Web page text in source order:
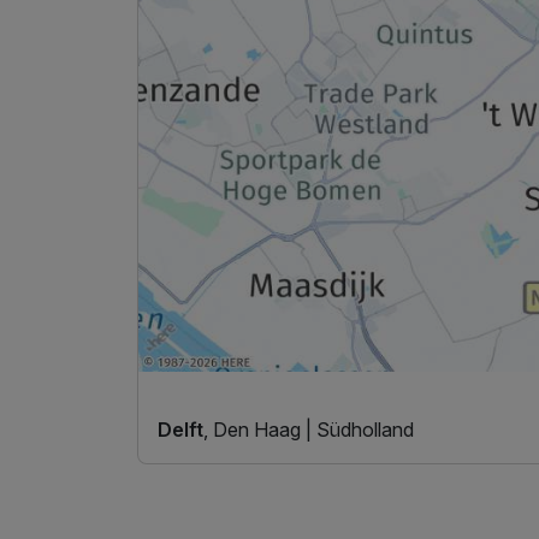
Delft , Den Haag | Südholland